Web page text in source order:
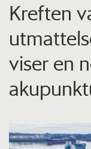
Kreften
viser en